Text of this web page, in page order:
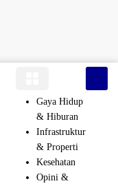
Gaya Hidup
& Hiburan
Infrastruktur
& Properti
Kesehatan
Opini &